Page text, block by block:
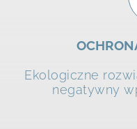
Ekologiczne
negatywny